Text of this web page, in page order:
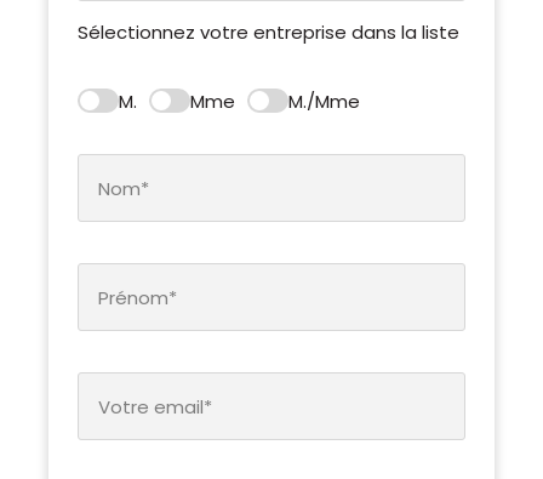
Sélectionnez votre entreprise dans la liste
M. Mme M./Mme